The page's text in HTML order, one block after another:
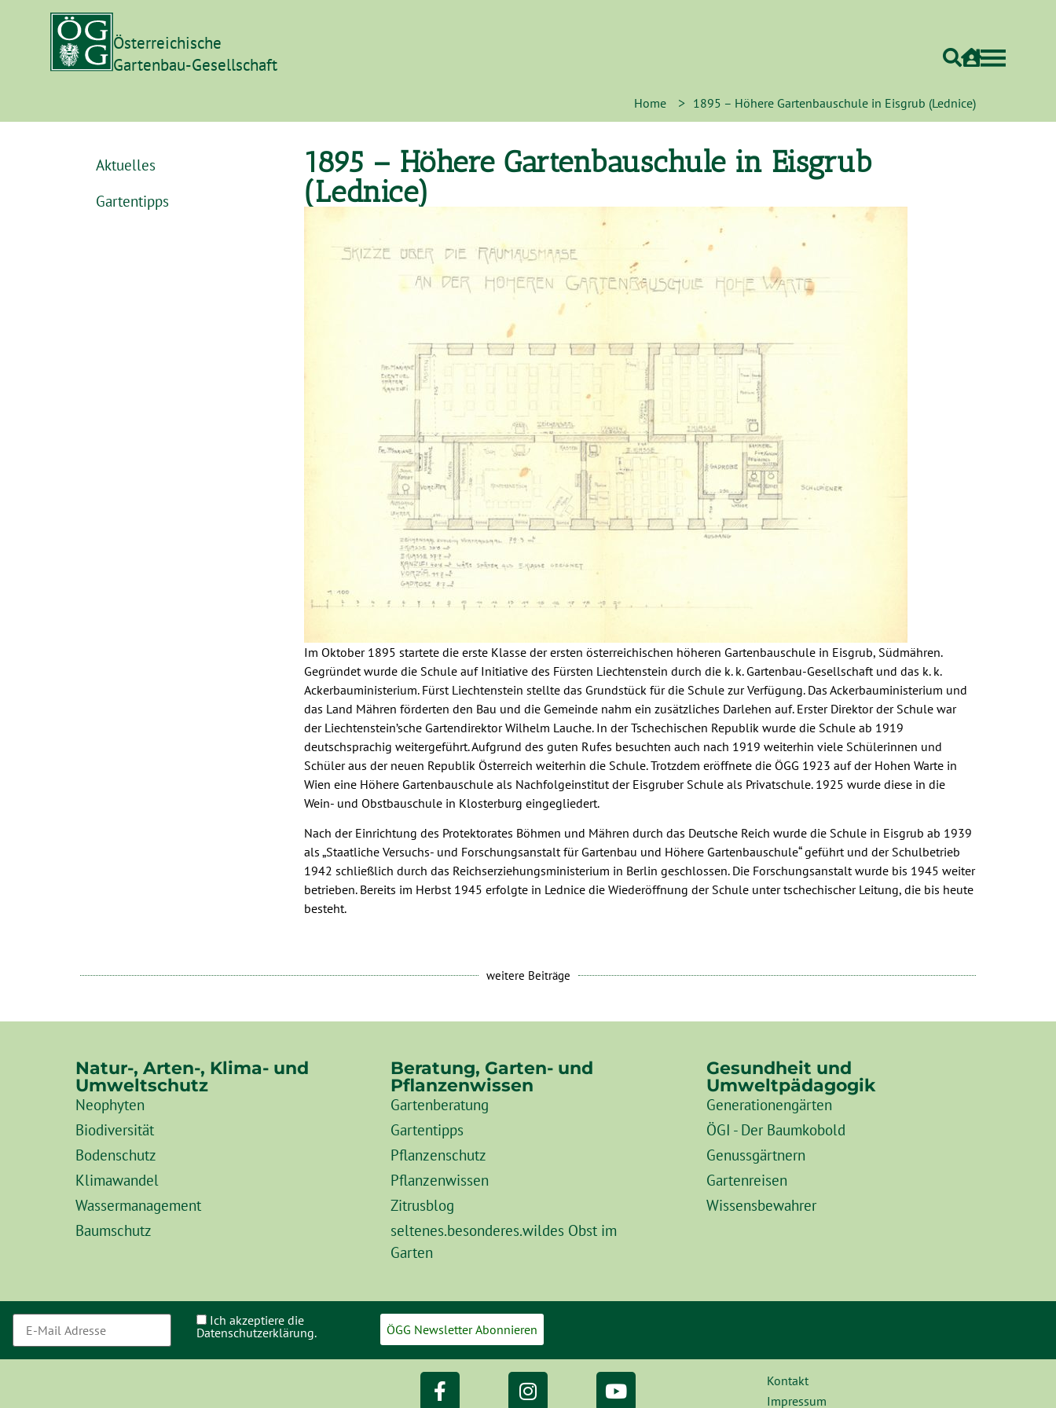
Österreichische
Gartenbau-Gesellschaft
Home > 1895 – Höhere Gartenbauschule in Eisgrub (Lednice)
Aktuelles
Gartentipps
1895 – Höhere Gartenbauschule in Eisgrub
(Lednice)
Im Oktober 1895 startete die erste Klasse der ersten österreichischen höheren Gartenbauschule in Eisgrub, Südmähren.
Gegründet wurde die Schule auf Initiative des Fürsten Liechtenstein durch die k. k. Gartenbau-Gesellschaft und das k. k.
Ackerbauministerium. Fürst Liechtenstein stellte das Grundstück für die Schule zur Verfügung. Das Ackerbauministerium und
das Land Mähren förderten den Bau und die Gemeinde nahm ein zusätzliches Darlehen auf. Erster Direktor der Schule war
der Liechtenstein’sche Gartendirektor Wilhelm Lauche. In der Tschechischen Republik wurde die Schule ab 1919
deutschsprachig weitergeführt. Aufgrund des guten Rufes besuchten auch nach 1919 weiterhin viele Schülerinnen und
Schüler aus der neuen Republik Österreich weiterhin die Schule. Trotzdem eröffnete die ÖGG 1923 auf der Hohen Warte in
Wien eine Höhere Gartenbauschule als Nachfolgeinstitut der Eisgruber Schule als Privatschule. 1925 wurde diese in die
Wein- und Obstbauschule in Klosterburg eingegliedert.
Nach der Einrichtung des Protektorates Böhmen und Mähren durch das Deutsche Reich wurde die Schule in Eisgrub ab 1939
als „Staatliche Versuchs- und Forschungsanstalt für Gartenbau und Höhere Gartenbauschule“ geführt und der Schulbetrieb
1942 schließlich durch das Reichserziehungsministerium in Berlin geschlossen. Die Forschungsanstalt wurde bis 1945 weiter
betrieben. Bereits im Herbst 1945 erfolgte in Lednice die Wiederöffnung der Schule unter tschechischer Leitung, die bis heute
besteht.
weitere Beiträge
Natur-, Arten-, Klima- und
Umweltschutz
Neophyten
Biodiversität
Bodenschutz
Klimawandel
Wassermanagement
Baumschutz
Beratung, Garten- und
Pflanzenwissen
Gartenberatung
Gartentipps
Pflanzenschutz
Pflanzenwissen
Zitrusblog
seltenes.besonderes.wildes Obst im
Garten
Gesundheit und
Umweltpädagogik
Generationengärten
ÖGI - Der Baumkobold
Genussgärtnern
Gartenreisen
Wissensbewahrer
Ich akzeptiere die
Datenschutzerklärung.
Kontakt
Impressum